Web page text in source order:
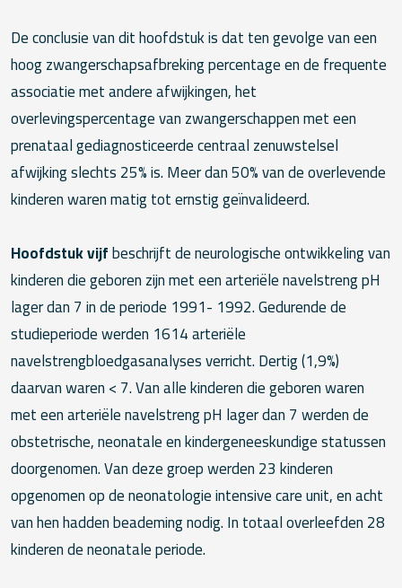
De conclusie van dit hoofdstuk is dat ten gevolge van een
hoog zwangerschapsafbreking percentage en de frequente
associatie met andere afwijkingen, het
overlevingspercentage van zwangerschappen met een
prenataal gediagnosticeerde centraal zenuwstelsel
afwijking slechts 25% is. Meer dan 50% van de overlevende
kinderen waren matig tot ernstig geïnvalideerd.
Hoofdstuk vijfbeschrijft de neurologische ontwikkeling van
kinderen die geboren zijn met een arteriële navelstreng pH
lager dan 7 in de periode 1991- 1992. Gedurende de
studieperiode werden 1614 arteriële
navelstrengbloedgasanalyses verricht. Dertig (1,9%)
daarvan waren < 7. Van alle kinderen die geboren waren
met een arteriële navelstreng pH lager dan 7 werden de
obstetrische, neonatale en kindergeneeskundige statussen
doorgenomen. Van deze groep werden 23 kinderen
opgenomen op de neonatologie intensive care unit, en acht
van hen hadden beademing nodig. In totaal overleefden 28
kinderen de neonatale periode.